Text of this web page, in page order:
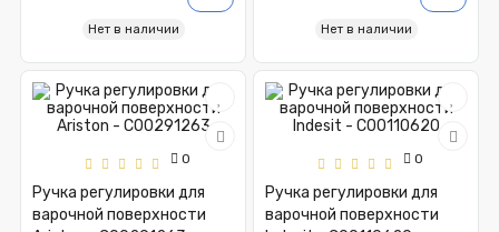
Нет в наличии Нет в наличии
0
Ручка регулировки для
варочной поверхности
0
Ручка регулировки для
варочной поверхности